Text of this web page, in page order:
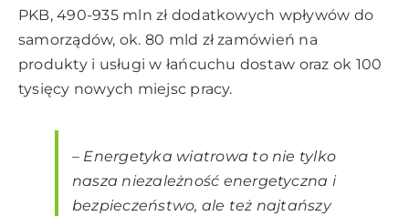
PKB, 490-935 mln zł dodatkowych wpływów do
samorządów, ok. 80 mld zł zamówień na
produkty i usługi w łańcuchu dostaw oraz ok 100
tysięcy nowych miejsc pracy.
– Energetyka wiatrowa to nie tylko
nasza niezależność energetyczna i
bezpieczeństwo, ale też najtańszy